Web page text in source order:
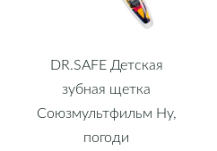
DR.SAFE Детская
зубная щетка
Союзмультфильм Ну,
погоди